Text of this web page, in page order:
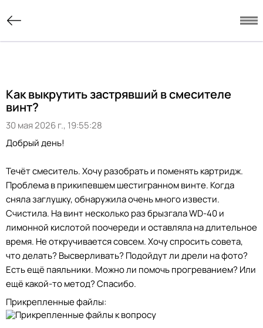
Как выкрутить застрявший в смесителе
винт?
30 мая 2026 г., 19:55:28
Добрый день!
Течёт смеситель. Хочу разобрать и поменять картридж.
Проблема в прикипевшем шестигранном винте. Когда
сняла заглушку, обнаружила очень много извести.
Счистила. На винт несколько раз брызгала WD-40 и
лимонной кислотой поочереди и оставляла на длительное
время. Не откручивается совсем. Хочу спросить совета,
что делать? Высверливать? Подойдут ли дрели на фото?
Есть ещё паяльники. Можно ли помочь прогреванием? Или
ещё какой-то метод? Спасибо.
Прикрепленные файлы: